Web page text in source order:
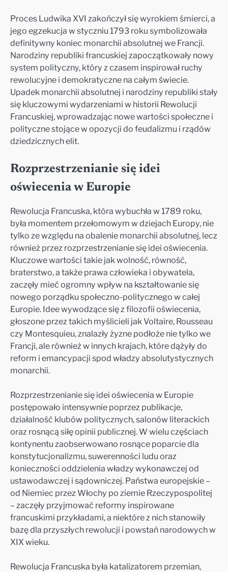
Proces Ludwika XVI zakończył się wyrokiem śmierci, a
jego egzekucja w styczniu 1793 roku symbolizowała
definitywny koniec monarchii absolutnej we Francji.
Narodziny republiki francuskiej zapoczątkowały nowy
system polityczny, który z czasem inspirował ruchy
rewolucyjne i demokratyczne na całym świecie.
Upadek monarchii absolutnej i narodziny republiki stały
się kluczowymi wydarzeniami w historii Rewolucji
Francuskiej, wprowadzając nowe wartości społeczne i
polityczne stojące w opozycji do feudalizmu i rządów
dziedzicznych elit.
Rozprzestrzenianie się idei
oświecenia w Europie
Rewolucja Francuska, która wybuchła w 1789 roku,
była momentem przełomowym w dziejach Europy, nie
tylko ze względu na obalenie monarchii absolutnej, lecz
również przez rozprzestrzenianie się idei oświecenia.
Kluczowe wartości takie jak wolność, równość,
braterstwo, a także prawa człowieka i obywatela,
zaczęły mieć ogromny wpływ na kształtowanie się
nowego porządku społeczno-politycznego w całej
Europie. Idee wywodzące się z filozofii oświecenia,
głoszone przez takich myślicieli jak Voltaire, Rousseau
czy Montesquieu, znalazły żyzne podłoże nie tylko we
Francji, ale również w innych krajach, które dążyły do
reform i emancypacji spod władzy absolutystycznych
monarchii.
Rozprzestrzenianie się idei oświecenia w Europie
postępowało intensywnie poprzez publikacje,
działalność klubów politycznych, salonów literackich
oraz rosnącą siłę opinii publicznej. W wielu częściach
kontynentu zaobserwowano rosnące poparcie dla
konstytucjonalizmu, suwerenności ludu oraz
konieczności oddzielenia władzy wykonawczej od
ustawodawczej i sądowniczej. Państwa europejskie –
od Niemiec przez Włochy po ziemie Rzeczypospolitej
– zaczęły przyjmować reformy inspirowane
francuskimi przykładami, a niektóre z nich stanowiły
bazę dla przyszłych rewolucji i powstań narodowych w
XIX wieku.
Rewolucja Francuska była katalizatorem przemian,